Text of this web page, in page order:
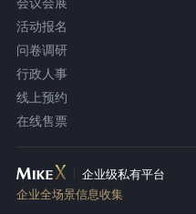
活动报名
问卷调研
行政人事
线上预约
在线售票
企业级私有平台
企业全场景信息收集